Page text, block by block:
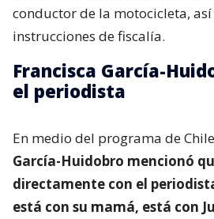
conductor de la motocicleta,
instrucciones de fiscalía.
Francisca García-
el periodista
En medio del programa de
García-Huidobro mencionó
directamente con el
está con su mamá, está con